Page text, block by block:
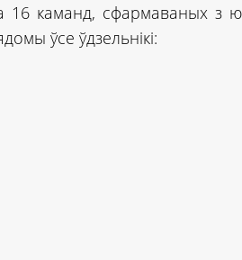
16 каманд, сфармаваных з
ўсе ўдзельнікі: